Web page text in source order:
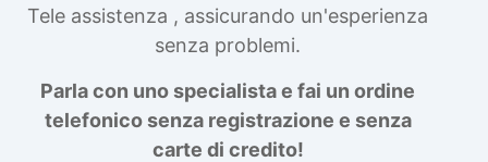
Tele assistenza , assicurando un'esperienza
senza problemi.
Parla con uno specialista e fai un ordine
telefonico senza registrazione e senza
carte di credito!